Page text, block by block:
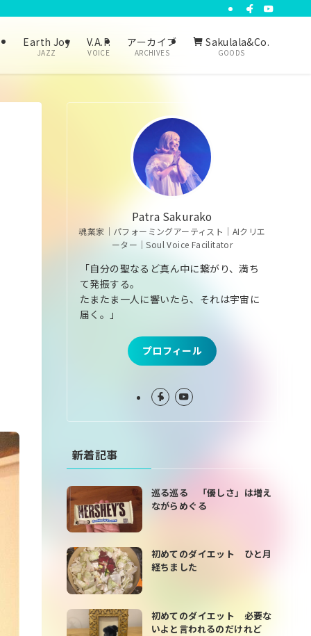
Earth Joy
JAZZ
V.A.P.
VOICE
アーカイブ
ARCHIVES
Sakulala&Co.
GOODS
Patra Sakurako
魂業家｜パフォーミングアーティスト｜AIクリエ
ーター｜Soul Voice Facilitator
「自分の聖なるど真ん中に繋がり、満ち
て発振する。
たまたま一人に響いたら、それは宇宙に
届く。」
プロフィール
新着記事
巡る巡る 「優しさ」は増え
ながらめぐる
初めてのダイエット ひと月
経ちました
初めてのダイエット 必要な
いよと言われるのだけれど